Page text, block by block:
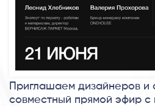
Приглашаем дизайнеров и
совместный прямой эфир с